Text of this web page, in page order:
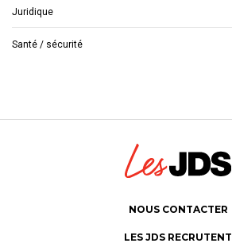
Juridique
Santé / sécurité
NOUS CONTACTER
LES JDS RECRUTENT